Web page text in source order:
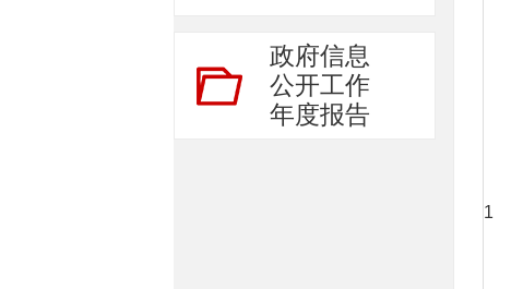
政府信息
公开工作
年度报告
1